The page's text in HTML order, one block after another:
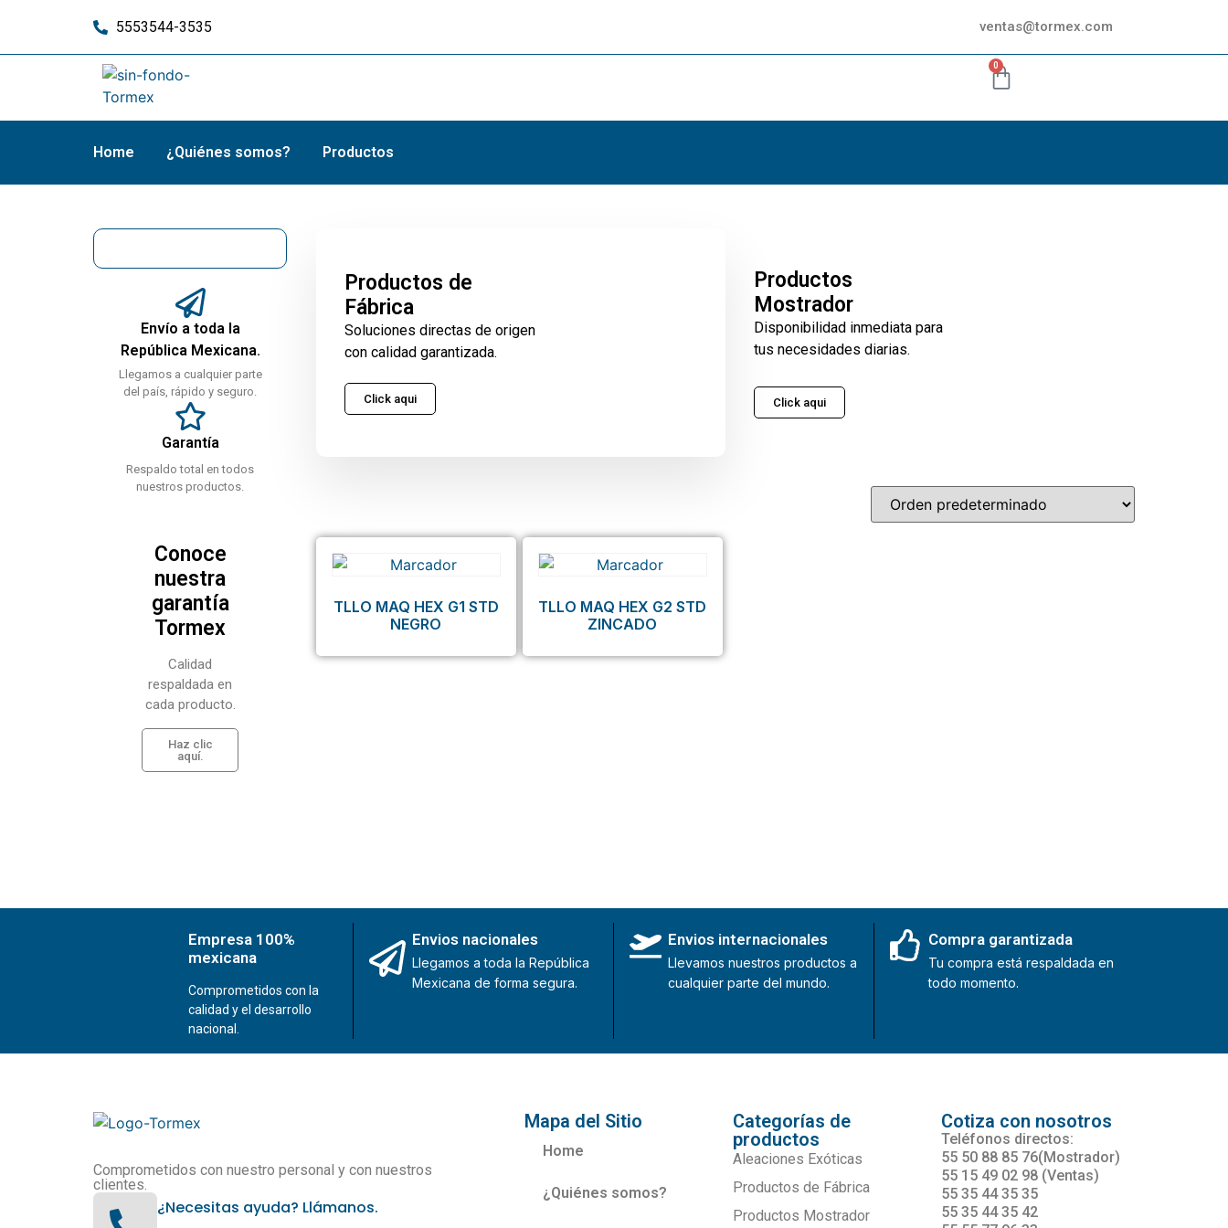
5553544-3535 ventas@tormex.com
0
Home ¿Quiénes somos? Productos
Envío a toda la
República Mexicana.
Llegamos a cualquier parte
del país, rápido y seguro.
Garantía
Respaldo total en todos
nuestros productos.
Conoce
nuestra
garantía
Tormex
Calidad
respaldada en
cada producto.
Haz clic
aquí.
Productos de
Fábrica
Soluciones directas de origen
con calidad garantizada.
Click aqui
Productos
Mostrador
Disponibilidad inmediata para
tus necesidades diarias.
Click aqui
TLLO MAQ HEX G1 STD
NEGRO
TLLO MAQ HEX G2 STD
ZINCADO
Empresa 100%
mexicana
Comprometidos con la
calidad y el desarrollo
nacional.
Envios nacionales
Llegamos a toda la República
Mexicana de forma segura.
Envios internacionales
Llevamos nuestros productos a
cualquier parte del mundo.
Compra garantizada
Tu compra está respaldada en
todo momento.
Comprometidos con nuestro personal y con nuestros
clientes.
¿Necesitas ayuda? Llámanos.
Mapa del Sitio
Home
¿Quiénes somos?
Categorías de
productos
Aleaciones Exóticas
Productos de Fábrica
Productos Mostrador
Cotiza con nosotros
Teléfonos directos:
55 50 88 85 76(Mostrador)
55 15 49 02 98 (Ventas)
55 35 44 35 35
55 35 44 35 42